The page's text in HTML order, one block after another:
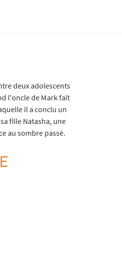
deux adolescents
l'oncle de Mark fait
il a conclu un
fille Natasha, une
au sombre passé.